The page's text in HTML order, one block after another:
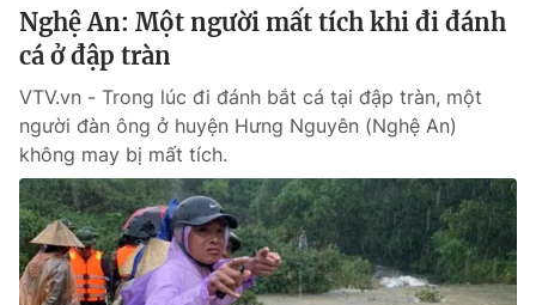
Nghệ An: Một người mất tích khi đi đánh
cá ở đập tràn
VTV.vn - Trong lúc đi đánh bắt cá tại đập tràn, một
người đàn ông ở huyện Hưng Nguyên (Nghệ An)
không may bị mất tích.